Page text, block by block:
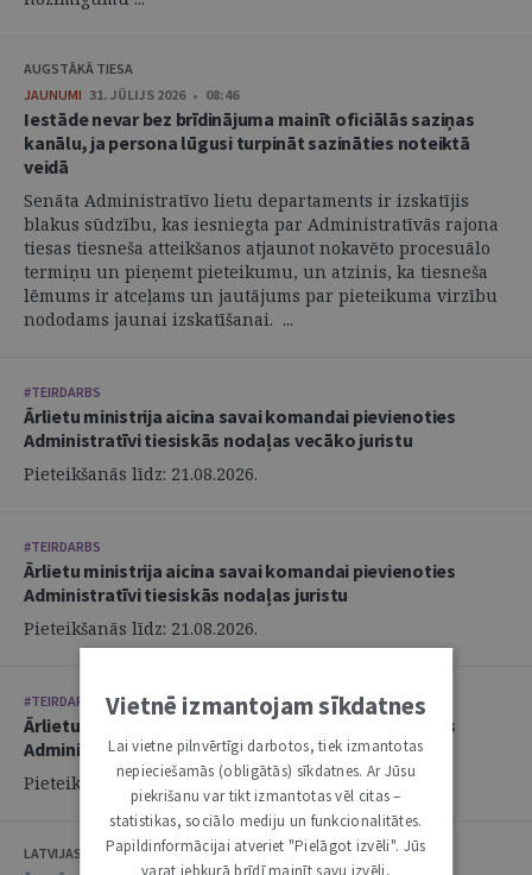
AUGSTĀKĀ TIESA
JAUNUMI 31. JŪLIJS 2026 • 08:46
Iestāde nevar bez brīdinājuma mainīt oficiālās saziņas
kanālu, ja persona lūgusi turpināt sazināties noteiktā
veidā
Senāta Administratīvo lietu departaments ir izskatījis
blakus sūdzību, kas iesniegta par Administratīvās rajona
tiesas tiesneša atteikšanos atjaunot nokavēto procesuālo
termiņu un pieņemt pieteikumu, un atzinis, ka tiesneša
lēmums ir atceļams un jautājums par pieteikuma virzību
nododams jaunai izskatīšanai. ...
#TEIRDARBS
Ārlietu ministrija aicina savai komandai pievienoties
Administratīvi tiesiskās nodaļas vecāko juristu
Pieteikšanās līdz: 21.08.2026.
#TEIRDARBS
Ārlietu ministrija aicina savai komandai pievienoties
Administratīvi tiesiskās nodaļas juristu
Pieteikšanās līdz: 21.08.2026.
#TEIRDARBS
Ārlietu ministrija aicina savai komandai pievienoties
Administratīvi tiesiskās nodaļas juristu
Pieteikšanās līdz: 21.08.2026.
LATVIJAS ZVĒRINĀTU ADVOKĀTU PADOME
Vietnē izmantojam sīkdatnes
Lai vietne pilnvērtīgi darbotos, tiek izmantotas
nepieciešamās (obligātās) sīkdatnes. Ar Jūsu
piekrišanu var tikt izmantotas vēl citas –
statistikas, sociālo mediju un funkcionalitātes.
Papildinformācijai atveriet "Pielāgot izvēli". Jūs
varat jebkurā brīdī mainīt savu izvēli,